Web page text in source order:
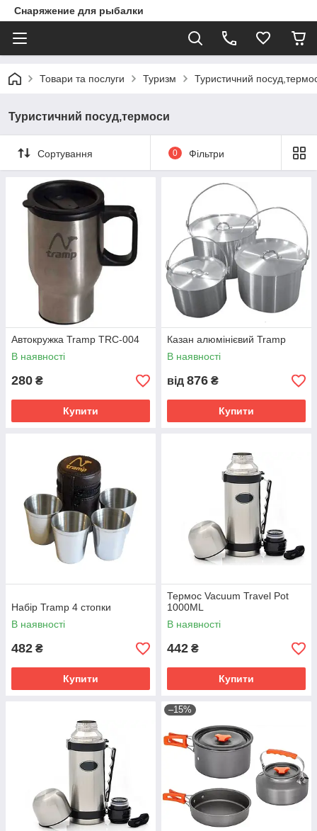
Снаряжение для рыбалки
Товари та послуги Туризм Туристичний
Туристичний посуд,термоси
Сортування 0 Фільтри
Автокружка Tramp TRC-004
В наявності
280 ₴
Купити
Казан алюмінієвий Tramp
В наявності
від 876 ₴
Купити
Набір Tramp 4 стопки
В наявності
482 ₴
Купити
Термос Vacuum Travel Pot
1000ML
В наявності
442 ₴
Купити
–15%